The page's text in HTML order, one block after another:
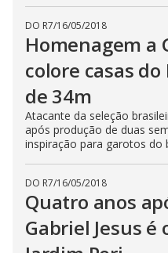
DO R7/16/05/2018
Homenagem a
colore casas
de 34m
Atacante da seleção
após produção de duas
inspiração para garotos do
DO R7/16/05/2018
Quatro anos
Gabriel Jesus é